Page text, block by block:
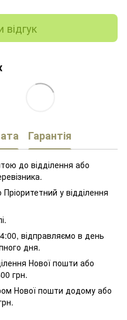
Гарантія
до відділення або
у відділення
відправляємо в день
дня.
Нової пошти або
грн.
Нової пошти додому або